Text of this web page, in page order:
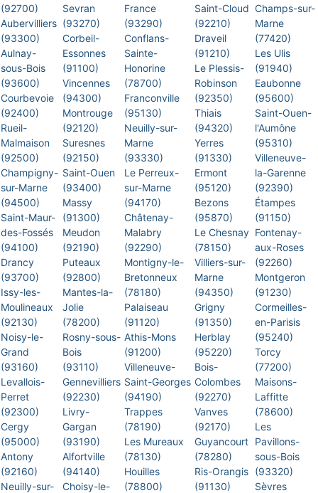
(92700)
Aubervilliers
(93300)
Aulnay-
sous-Bois
(93600)
Courbevoie
(92400)
Rueil-
Malmaison
(92500)
Champigny-
sur-Marne
(94500)
Saint-Maur-
des-Fossés
(94100)
Drancy
(93700)
Issy-les-
Moulineaux
(92130)
Noisy-le-
Grand
(93160)
Levallois-
Perret
(92300)
Cergy
(95000)
Antony
(92160)
Neuilly-sur-
Sevran
(93270)
Corbeil-
Essonnes
(91100)
Vincennes
(94300)
Montrouge
(92120)
Suresnes
(92150)
Saint-Ouen
(93400)
Massy
(91300)
Meudon
(92190)
Puteaux
(92800)
Mantes-la-
Jolie
(78200)
Rosny-sous-
Bois
(93110)
Gennevilliers
(92230)
Livry-
Gargan
(93190)
Alfortville
(94140)
Choisy-le-
France
(93290)
Conflans-
Sainte-
Honorine
(78700)
Franconville
(95130)
Neuilly-sur-
Marne
(93330)
Le Perreux-
sur-Marne
(94170)
Châtenay-
Malabry
(92290)
Montigny-le-
Bretonneux
(78180)
Palaiseau
(91120)
Athis-Mons
(91200)
Villeneuve-
Saint-Georges
(94190)
Trappes
(78190)
Les Mureaux
(78130)
Houilles
(78800)
Saint-Cloud
(92210)
Draveil
(91210)
Le Plessis-
Robinson
(92350)
Thiais
(94320)
Yerres
(91330)
Ermont
(95120)
Bezons
(95870)
Le Chesnay
(78150)
Villiers-sur-
Marne
(94350)
Grigny
(91350)
Herblay
(95220)
Bois-
Colombes
(92270)
Vanves
(92170)
Guyancourt
(78280)
Ris-Orangis
(91130)
Champs-sur-
Marne
(77420)
Les Ulis
(91940)
Eaubonne
(95600)
Saint-Ouen-
l'Aumône
(95310)
Villeneuve-
la-Garenne
(92390)
Étampes
(91150)
Fontenay-
aux-Roses
(92260)
Montgeron
(91230)
Cormeilles-
en-Parisis
(95240)
Torcy
(77200)
Maisons-
Laffitte
(78600)
Les
Pavillons-
sous-Bois
(93320)
Sèvres